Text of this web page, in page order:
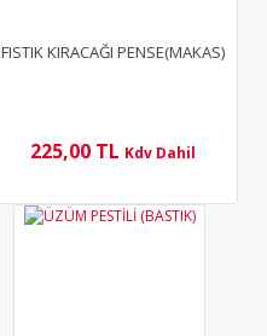
FISTIK KIRACAĞI PENSE(MAKAS)
225,00 TL Kdv Dahil